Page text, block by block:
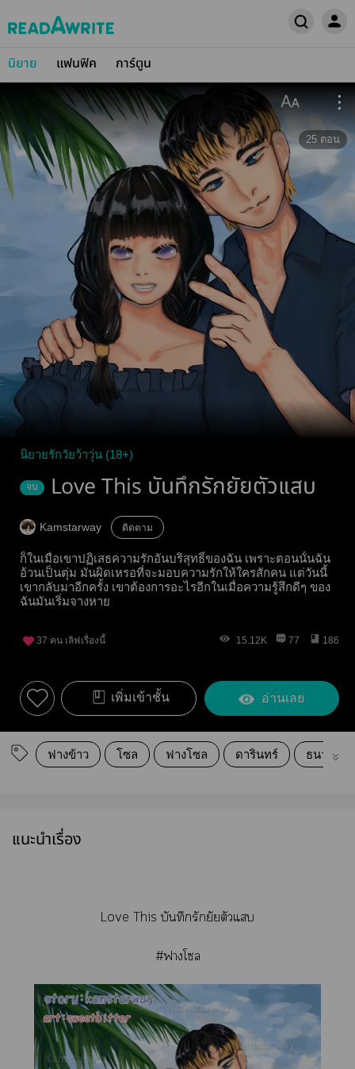
นิยาย แฟนฟิค การ์ตูน
25 ตอน
นิยายรักวัยว้าวุ่น (18+)
จบ Love This บันทึกรักยัยตัวแสบ
Kamstarway ติดตาม
ก็ในเมื่อเขาปฏิเสธความรักอันบริสุทธิ์ของฉัน เพราะตอนนั้นฉัน
อ้วนเป็นตุ่ม มันผิดเหรอที่จะมอบความรักให้ใครสักคน แต่วันนี้
เขากลับมาอีกครั้ง เขาต้องการอะไรอีกในเมื่อความรู้สึกดีๆ ของ
ฉันมันเริ่มจางหาย
37 คน เลิฟเรื่องนี้ 15.12K 77 186
เพิ่มเข้าชั้น อ่านเลย
ฟางข้าว โซล ฟางโซล ดารินทร์ ธนา
แนะนำเรื่อง
Love This บันทึกรักยัยตัวแ
#าโ